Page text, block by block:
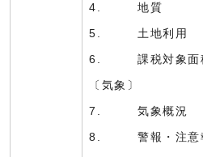
4. 地質
5. 土地利用
6. 課税対象面
〔気象〕
7. 気象概況
8. 警報・注意報